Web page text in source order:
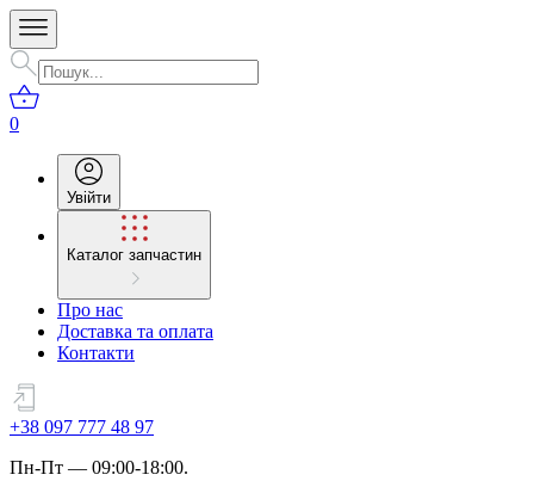
0
Увійти
Каталог запчастин
Про нас
Доставка та оплата
Контакти
+38 097 777 48 97
Пн-Пт — 09:00-18:00.